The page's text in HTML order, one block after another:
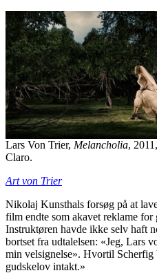
Lars Von Trier, Melancholia,
Claro.
Art von Trier
Nikolaj Kunsthals forsøg på at
film endte som akavet reklame
Instruktøren havde ikke selv haft
bortset fra udtalelsen: «Jeg, Lars
min velsignelse». Hvortil
gudskelov intakt.»